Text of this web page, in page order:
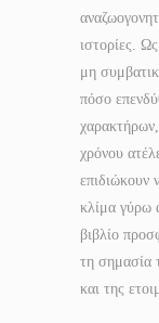
ιστορίες.
μη
πόσο
χρόνου
επιδιώκουν
κλίμα γύρω
βιβλίο
τη σημασία
και της